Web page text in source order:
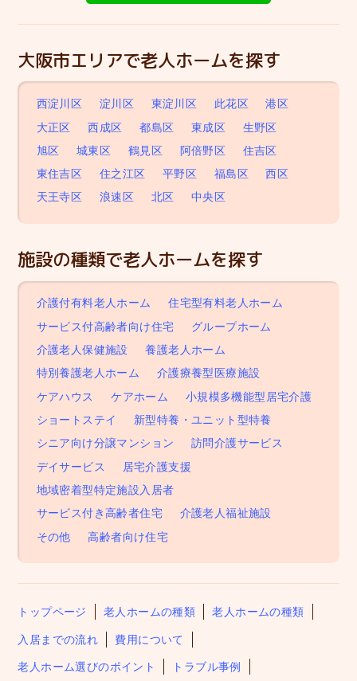
大阪市エリアで老人ホームを探す
西淀川区 淀川区 東淀川区 此花区
港区
大正区
西成区 都島区 東成区
生野区
旭区
城東区 鶴見区 阿倍野区
住吉区
東住吉区
住之江区 平野区 福島区
西区
天王寺区
浪速区 北区 中央区
施設の種類で老人ホームを探す
介護付有料老人ホーム
住宅型有料老人ホーム
サービス付高齢者向け住宅
グループホーム
介護老人保健施設
養護老人ホーム
特別養護老人ホーム
介護療養型医療施設
ケアハウス
ケアホーム
小規模多機能型居宅介護
ショートステイ
新型特養・ユニット型特養
シニア向け分譲マンション
訪問介護サービス
デイサービス
居宅介護支援
地域密着型特定施設入居者
サービス付き高齢者住宅
介護老人福祉施設
その他
高齢者向け住宅
トップページ 老人ホームの種類 老人ホームの種類
入居までの流れ 費用について
老人ホーム選びのポイント トラブル事例